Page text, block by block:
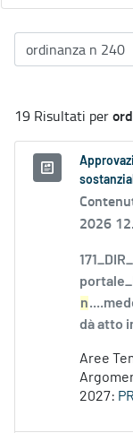
19 Risultati per
2026
n
dà atto
Aree
2027: